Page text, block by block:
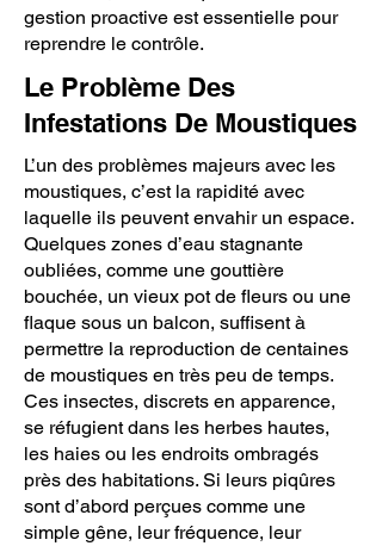
gestion proactive est essentielle pour
reprendre le contrôle.
Le Problème Des
Infestations De Moustiques
L’un des problèmes majeurs avec les
moustiques, c’est la rapidité avec
laquelle ils peuvent envahir un espace.
Quelques zones d’eau stagnante
oubliées, comme une gouttière
bouchée, un vieux pot de fleurs ou une
flaque sous un balcon, suffisent à
permettre la reproduction de centaines
de moustiques en très peu de temps.
Ces insectes, discrets en apparence,
se réfugient dans les herbes hautes,
les haies ou les endroits ombragés
près des habitations. Si leurs piqûres
sont d’abord perçues comme une
simple gêne, leur fréquence, leur